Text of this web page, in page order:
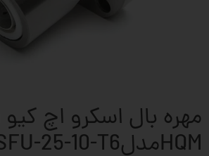
مهره بال اسکرو اچ کیو
HQMمدلSFU-25-10-T6